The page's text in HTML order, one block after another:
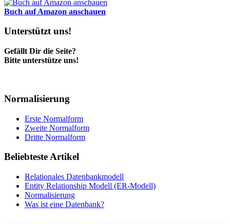
Buch auf Amazon anschauen
Unterstützt uns!
Gefällt Dir die Seite?
Bitte unterstütze uns!
Normalisierung
Erste Normalform
Zweite Normalform
Dritte Normalform
Beliebteste Artikel
Relationales Datenbankmodell
Entity Relationship Modell (ER-Modell)
Normalisierung
Was ist eine Datenbank?